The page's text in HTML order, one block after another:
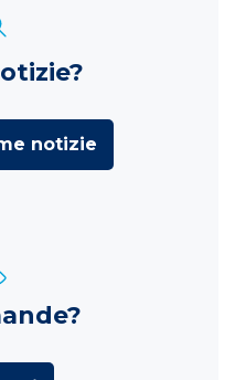
notizie